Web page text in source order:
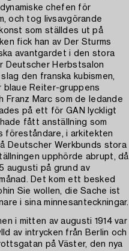
chefen för
och tog livsavgörande
som ställdes ut på
fick han av Der Sturms
avantgardet i den stora
Deutscher Herbstsalon
den franska kubismen,
blaue Reiter-gruppens
Franz Marc som de ledande
på ett för GAN lyckligt
hade fått anställning som
föreståndare, i arkitekten
Deutscher Werkbunds stora
upphörde abrupt, då
augusti på grund av
Det kom ett besked
Sie wollen, die Sache ist
i sina minnesanteckningar.
i mitten av augusti 1914 var
av intrycken från Berlin och
på Väster, den nya